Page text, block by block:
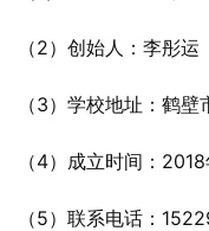
（2）创始人：李彤运
（3）学校地址：鹤
（4）成立时间：
（5）联系电话：